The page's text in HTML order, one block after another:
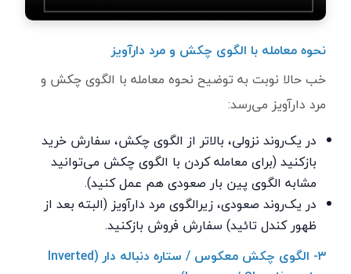
نحوه معامله با الگوی چکش و مرد دارآویز
خب حالا نوبت به توضیح نحوه معامله با الگوی چکش و
مرد دارآویز می‌رسد:
در یک‌روند نزولی، بالاتر از الگوی چکش، سفارش خرید
بازکنید (برای معامله کردن با الگوی چکش می‌توانید
مشابه الگوی پین بار صعودی هم عمل کنید).
در یک‌روند صعودی، زیرالگوی مرد دارآویز (البته بعد از
ظهور کندل تائید) سفارش فروش بازکنید.
۳- الگوی
چکش معکوس / ستاره دنباله دار (Inverted